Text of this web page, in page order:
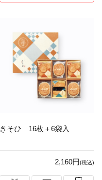
きそひ 16枚＋6袋入
2,160円(税込)